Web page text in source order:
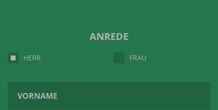
ANREDE
HERR FRAU